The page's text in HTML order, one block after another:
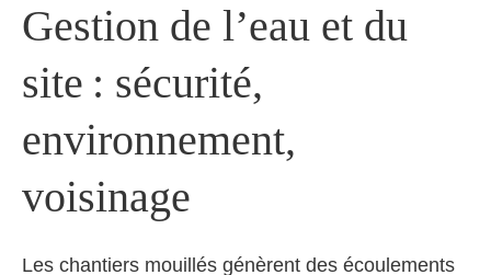
Gestion de l’eau et du
site : sécurité,
environnement,
voisinage
Les chantiers mouillés génèrent des écoulements